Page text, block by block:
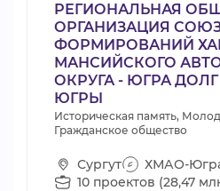
РЕГИОНАЛЬНАЯ
ОРГАНИЗАЦИЯ
ФОРМИРОВАНИЙ
МАНСИЙСКОГО
ОКРУГА - ЮГРА
ЮГРЫ
Историческая память,
Гражданское общество
Сургут
ХМАО-
10 проектов (28,47